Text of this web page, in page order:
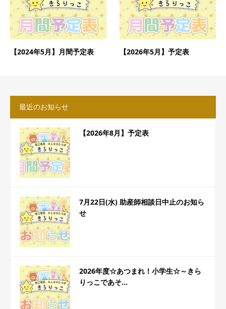
【2024年5月】月間予定表 【2026年5月】予定表
最近のお知らせ
【2026年8月】予定表
7月22日(水) 助産師相談日中止のお知ら
せ
2026年度☆あつまれ！小学生☆～きら
りっこであそ...